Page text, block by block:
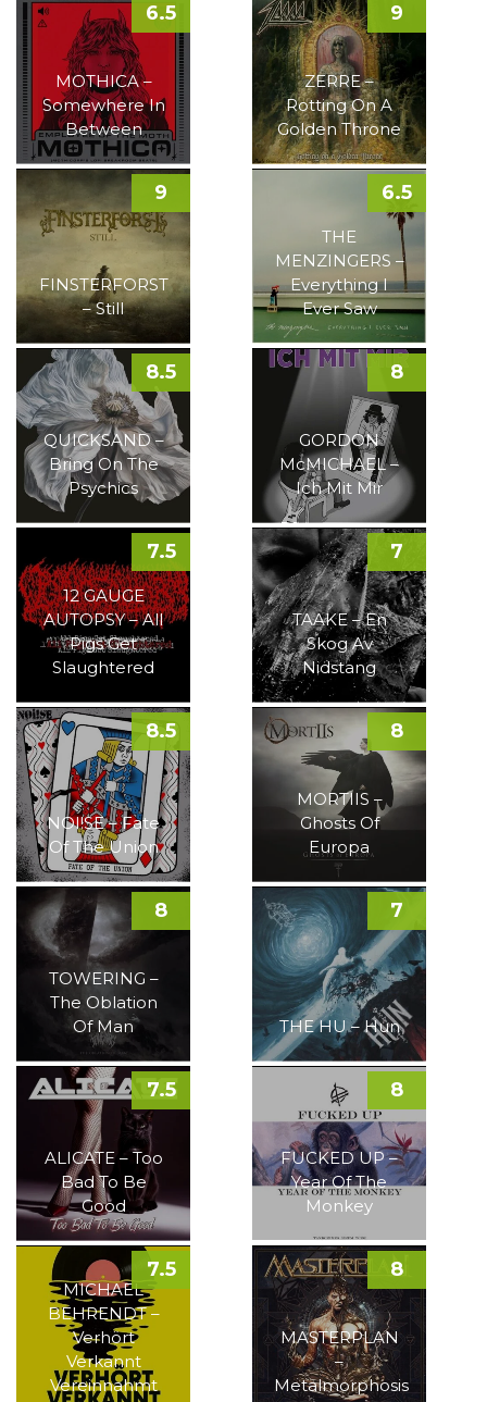
MOTHICA –
Somewhere In
Between
6.5
ZERRE –
Rotting On A
Golden Throne
9
FINSTERFORST
– Still
9
THE
MENZINGERS –
Everything I
Ever Saw
6.5
QUICKSAND –
Bring On The
Psychics
8.5
GORDON
McMICHAEL –
Ich Mit Mir
8
12 GAUGE
AUTOPSY – All
Pigs Get
Slaughtered
7.5
TAAKE – En
Skog Av
Nidstang
7
NOI!SE – Fate
Of The Union
8.5
MORTIIS –
Ghosts Of
Europa
8
TOWERING –
The Oblation
Of Man
8
THE HU – Hun
7
ALICATE – Too
Bad To Be
Good
7.5
FUCKED UP –
Year Of The
Monkey
8
MICHAEL
BEHRENDT –
Verhört
Verkannt
Vereinnahmt
7.5
MASTERPLAN
–
Metalmorphosis
8